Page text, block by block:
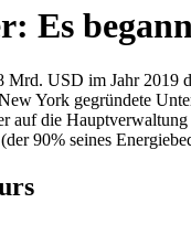
Es
Mrd. USD im Jahr 2019
York gegründete
auf die
90% seines